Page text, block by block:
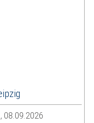
08.09.2026